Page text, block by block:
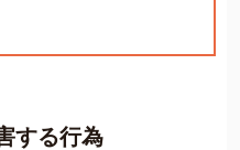
する行為